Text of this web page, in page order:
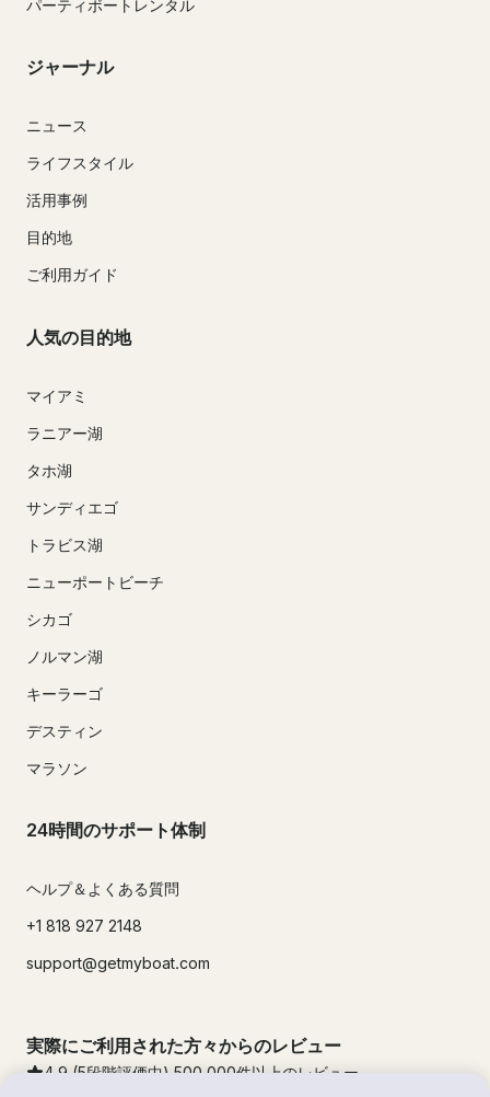
パーティボートレンタル
ジャーナル
ニュース
ライフスタイル
活用事例
目的地
ご利用ガイド
人気の目的地
マイアミ
ラニアー湖
タホ湖
サンディエゴ
トラビス湖
ニューポートビーチ
シカゴ
ノルマン湖
キーラーゴ
デスティン
マラソン
24時間のサポート体制
ヘルプ＆よくある質問
+1 818 927 2148
support@getmyboat.com
実際にご利用された方々からのレビュー
4.9 (5段階評価中) 500,000件以上のレビュー